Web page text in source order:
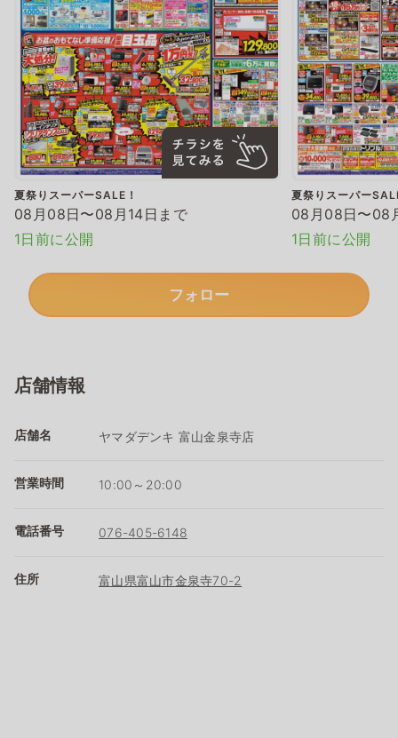
夏祭りスーパーSALE！
08月08日〜08月14日まで
1日前に公開
夏祭りスーパー
08月08日〜08
1日前に公開
フォロー
店舗情報
店舗名 ヤマダデンキ 富山金泉寺店
営業時間 10:00～20:00
電話番号 076-405-6148
住所 富山県富山市金泉寺70-2